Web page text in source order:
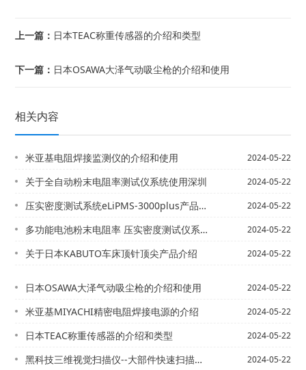
上一篇： 日本TEAC称重传感器的介绍和类型
下一篇： 日本OSAWA大泽气动吸尘枪的介绍和使用
相关内容
米亚基电阻焊接监测仪的介绍和使用 2024-05-22
关于全自动粉末电阻率测试仪系统使用深圳 2024-05-22
压实密度测试系统eLiPMS-3000plus产品介绍 2024-05-22
多功能电池粉末电阻率 压实密度测试仪系统eLiPMS-300 2024-05-22
关于日本KABUTO车床顶针顶尖产品介绍 2024-05-22
日本OSAWA大泽气动吸尘枪的介绍和使用 2024-05-22
米亚基MIYACHI精密电阻焊接电源的介绍 2024-05-22
日本TEAC称重传感器的介绍和类型 2024-05-22
黑科技三维视觉扫描仪--大部件快速扫描的介绍 2024-05-22